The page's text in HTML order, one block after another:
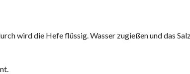
wird die Hefe flüssig. Wasser zugießen und das